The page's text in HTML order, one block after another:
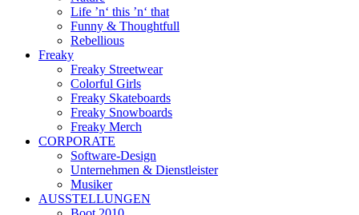
Life ’n‘ this ’n‘ that
Funny & Thoughtfull
Rebellious
Freaky
Freaky Streetwear
Colorful Girls
Freaky Skateboards
Freaky Snowboards
Freaky Merch
CORPORATE
Software-Design
Unternehmen & Dienstleister
Musiker
AUSSTELLUNGEN